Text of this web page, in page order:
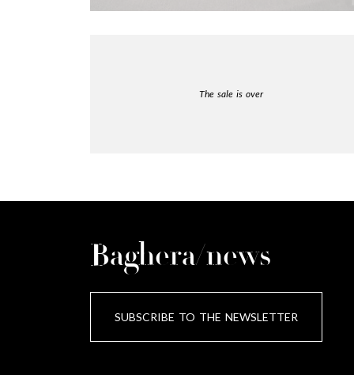
The sale is over
Baghera/news
SUBSCRIBE TO THE NEWSLETTER